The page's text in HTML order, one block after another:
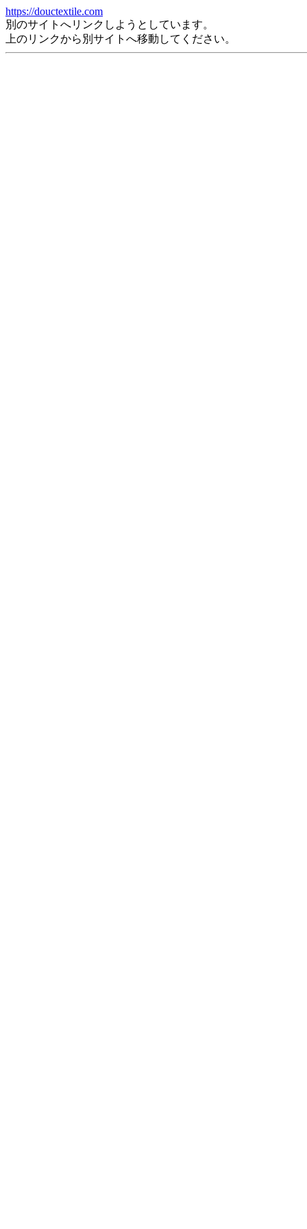
https://douctextile.com
別のサイトへリンクしようとしています。
上のリンクから別サイトへ移動してください。